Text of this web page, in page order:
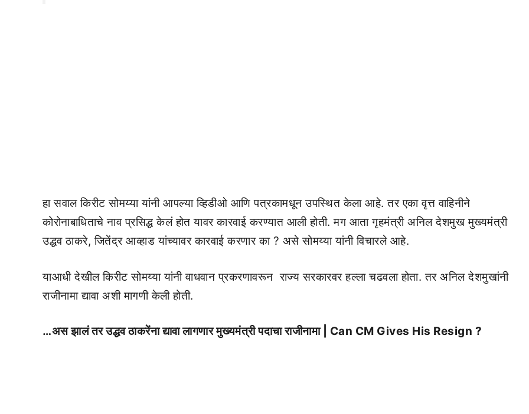
हा सवाल किरीट सोमय्या यांनी आपल्या व्हिडीओ आणि पत्रकामधून उपस्थित केला आहे. तर एका वृत्त वाहिनीने
कोरोनाबाधिताचे नाव प्रसिद्ध केलं होत यावर कारवाई करण्यात आली होती. मग आता गृहमंत्री अनिल देशमुख मुख्यमंत्री
उद्धव ठाकरे, जितेंद्र आव्हाड यांच्यावर कारवाई करणार का ? असे सोमय्या यांनी विचारले आहे.
याआधी देखील किरीट सोमय्या यांनी वाधवान प्रकरणावरून राज्य सरकारवर हल्ला चढवला होता. तर अनिल देशमुखांनी
राजीनामा द्यावा अशी मागणी केली होती.
…अस झालं तर उद्धव ठाकरेंना द्यावा लागणार मुख्यमंत्री पदाचा राजीनामा | Can CM Gives His Resign ?